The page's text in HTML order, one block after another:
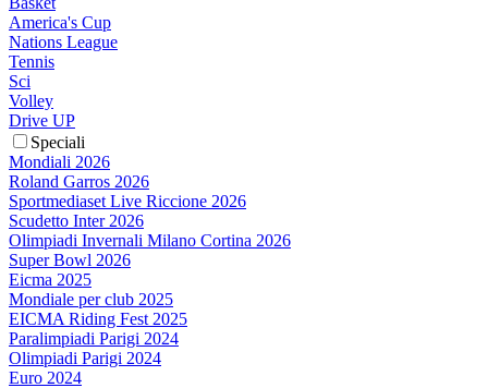
America's Cup
Nations League
Tennis
Sci
Volley
Drive UP
Speciali
Mondiali 2026
Roland Garros 2026
Sportmediaset Live Riccione 2026
Scudetto Inter 2026
Olimpiadi Invernali Milano Cortina 2026
Super Bowl 2026
Eicma 2025
Mondiale per club 2025
EICMA Riding Fest 2025
Paralimpiadi Parigi 2024
Olimpiadi Parigi 2024
Euro 2024